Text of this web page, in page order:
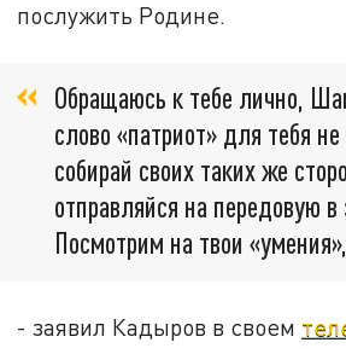
послужить Родине.
Обращаюсь к тебе лично,
слово «патриот» для тебя не
собирай своих таких же
отправляйся на передовую
Посмотрим на твои «умения»,
- заявил Кадыров в своем